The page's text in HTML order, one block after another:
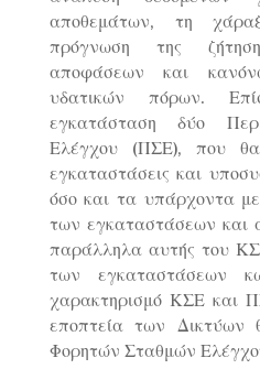
αποθεμάτων, τη
πρόγνωση της
αποφάσεων και
υδατικών πόρων.
εγκατάσταση δύο
Ελέγχου (ΠΣΕ), που θα
εγκαταστάσεις και
όσο και τα υπάρχοντα
των εγκαταστάσεων και
παράλληλα αυτής του
των εγκαταστάσεων
χαρακτηρισμό ΚΣΕ και
εποπτεία των Δικτύων
Φορητών Σταθμών